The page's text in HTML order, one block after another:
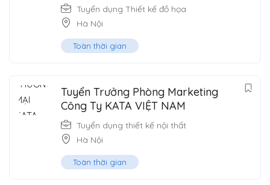
Tuyển dụng Thiết kế đồ họa
Hà Nội
Toàn thời gian
Tuyển Trưởng Phòng Marketing
Công Ty KATA VIỆT NAM
Tuyển dụng thiết kế nội thất
Hà Nội
Toàn thời gian